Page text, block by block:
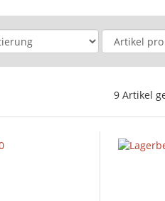
9 Artikel